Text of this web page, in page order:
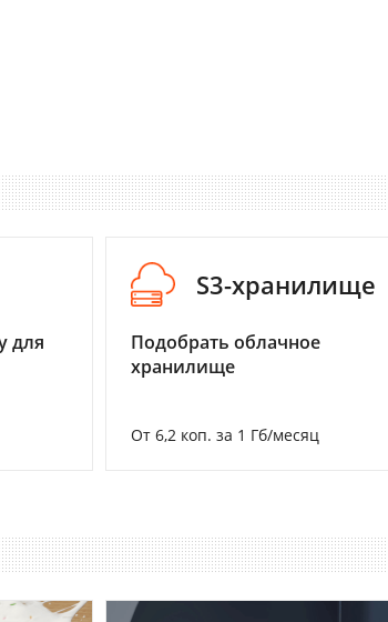
для
S3-хранилище
Подобрать облачное
хранилище
От 6,2 коп. за 1 Гб/месяц